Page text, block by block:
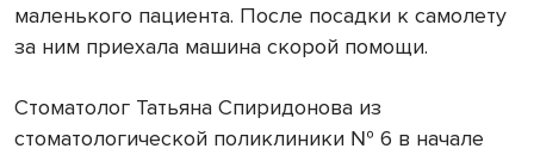
маленького пациента. После посадки к самолету
за ним приехала машина скорой помощи.
Стоматолог Татьяна Спиридонова из
стоматологической поликлиники № 6 в начале